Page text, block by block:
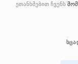
ეთანხმებით ჩვენს